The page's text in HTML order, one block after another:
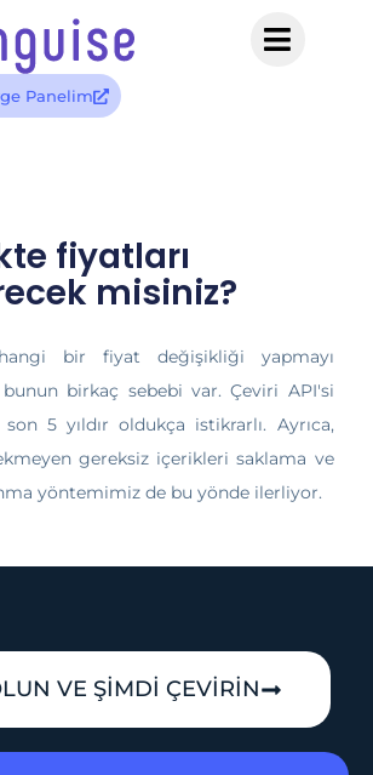
Panelim
fiyatları
misiniz?
bir fiyat değişikliği yapmayı
bunun birkaç sebebi var. Çeviri API'si
5 yıldır oldukça istikrarlı. Ayrıca,
gereksiz içerikleri saklama ve
yöntemimiz de bu yönde ilerliyor.
VE ŞİMDİ ÇEVİRİN